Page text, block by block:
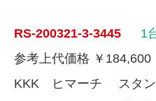
RS-200321-3-3445
1
参考上代価格 ￥184,600
KKK ヒマーチ スタ